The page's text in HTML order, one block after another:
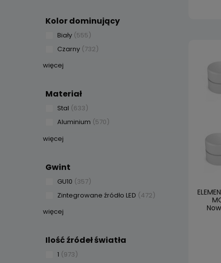
Kolor dominujący
Biały (555)
Czarny (732)
więcej
Materiał
Stal (633)
Aluminium (570)
więcej
Gwint
GU10 (357)
Zintegrowane źródło LED (472)
więcej
Ilość źródeł światła
1 (973)